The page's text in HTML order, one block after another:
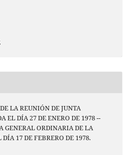
LA REUNIÓN DE JUNTA
EL DÍA 27 DE ENERO DE 1978 --
GENERAL ORDINARIA DE LA
DÍA 17 DE FEBRERO DE 1978.